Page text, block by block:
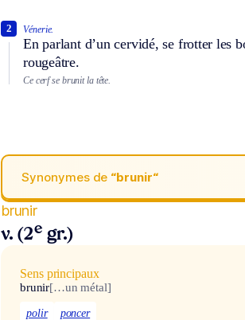
Vénerie.
En parlant d’un cervidé, se frotter les
rougeâtre.
2
Ce cerf se brunit la tête.
Synonymes de “brunir“
brunir
v. (2e gr.)
Sens principaux
brunir[…un métal]
polir poncer